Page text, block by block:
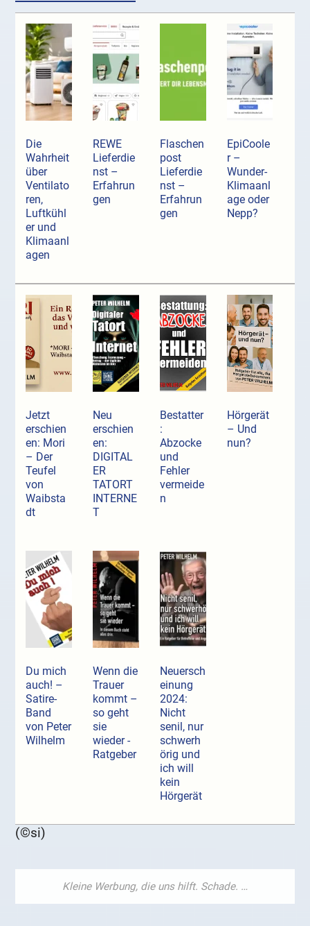
Die
Wahrheit
über
Ventilato
ren,
Luftkühl
er und
Klimaanl
agen
REWE
Lieferdie
nst –
Erfahrun
gen
Flaschen
post
Lieferdie
nst –
Erfahrun
gen
EpiCoole
r –
Wunder-
Klimaanl
age oder
Nepp?
Jetzt
erschien
en: Mori
– Der
Teufel
von
Waibsta
dt
Neu
erschien
en:
DIGITAL
ER
TATORT
INTERNE
T
Bestatter
:
Abzocke
und
Fehler
vermeide
n
Hörgerät
– Und
nun?
Du mich
auch! –
Satire-
Band
von Peter
Wilhelm
Wenn die
Trauer
kommt –
so geht
sie
wieder -
Ratgeber
Neuersch
einung
2024:
Nicht
senil, nur
schwerh
örig und
ich will
kein
Hörgerät
(©si)